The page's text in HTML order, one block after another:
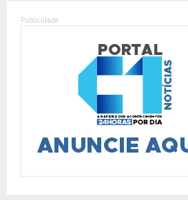
Publicidade